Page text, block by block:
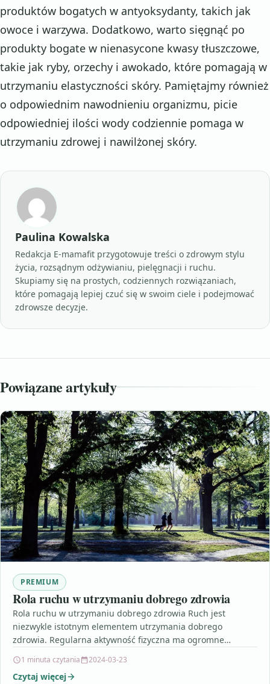
produktów bogatych w antyoksydanty, takich jak
owoce i warzywa. Dodatkowo, warto sięgnąć po
produkty bogate w nienasycone kwasy tłuszczowe,
takie jak ryby, orzechy i awokado, które pomagają w
utrzymaniu elastyczności skóry. Pamiętajmy również
o odpowiednim nawodnieniu organizmu, picie
odpowiedniej ilości wody codziennie pomaga w
utrzymaniu zdrowej i nawilżonej skóry.
Paulina Kowalska
Redakcja E-mamafit przygotowuje treści o zdrowym stylu
życia, rozsądnym odżywianiu, pielęgnacji i ruchu.
Skupiamy się na prostych, codziennych rozwiązaniach,
które pomagają lepiej czuć się w swoim ciele i podejmować
zdrowsze decyzje.
Powiązane artykuły
PREMIUM
Rola ruchu w utrzymaniu dobrego zdrowia
Rola ruchu w utrzymaniu dobrego zdrowia Ruch jest
niezwykle istotnym elementem utrzymania dobrego
zdrowia. Regularna aktywność fizyczna ma ogromne
1 minuta czytania 2024-03-23
Czytaj więcej